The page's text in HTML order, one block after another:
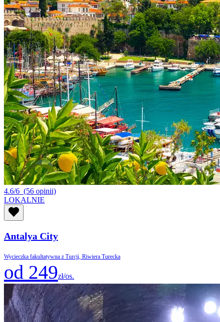
4.6/6 (56 opinii)
LOKALNIE
Antalya City
Wycieczka fakultatywna z Turcji, Riwiera Turecka
od 249zł/os.